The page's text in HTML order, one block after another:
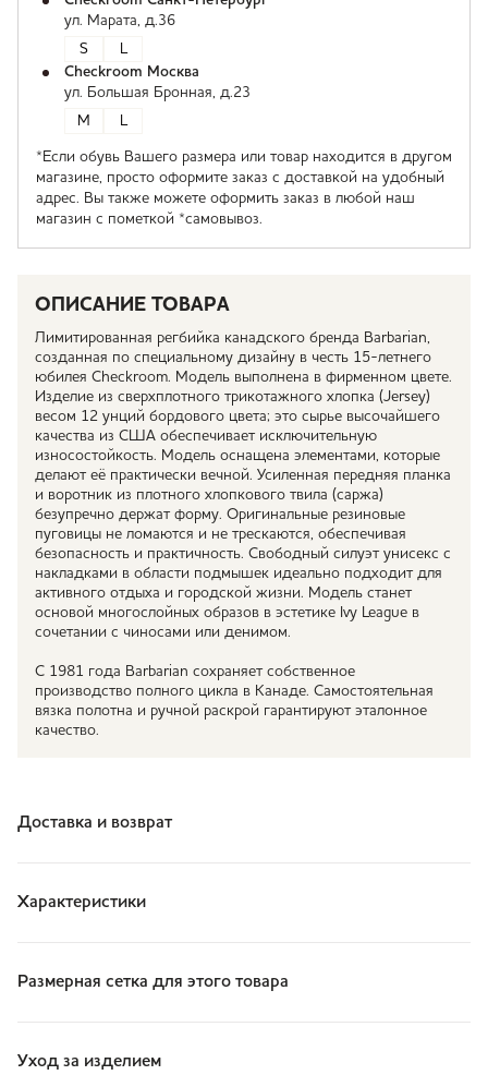
ул. Марата, д.36
S
Checkroom Москва
ул. Большая Бронная, д.23
M
*Если обувь Вашего размера или товар находится в другом
магазине, просто оформите заказ с доставкой на удобный
адрес. Вы также можете оформить заказ в любой наш
магазин с пометкой *самовывоз.
ОПИСАНИЕ ТОВАРА
Лимитированная регбийка канадского бренда Barbarian,
созданная по специальному дизайну в честь 15-летнего
юбилея Checkroom. Модель выполнена в фирменном цвете.
Изделие из сверхплотного трикотажного хлопка (Jersey)
весом 12 унций бордового цвета; это сырье высочайшего
качества из США обеспечивает исключительную
износостойкость. Модель оснащена элементами, которые
делают её практически вечной. Усиленная передняя планка
и воротник из плотного хлопкового твила (саржа)
безупречно держат форму. Оригинальные резиновые
пуговицы не ломаются и не трескаются, обеспечивая
безопасность и практичность. Свободный силуэт унисекс с
накладками в области подмышек идеально подходит для
активного отдыха и городской жизни. Модель станет
основой многослойных образов в эстетике Ivy League в
сочетании с чиносами или денимом.
С 1981 года Barbarian сохраняет собственное
производство полного цикла в Канаде. Самостоятельная
вязка полотна и ручной раскрой гарантируют эталонное
качество.
Доставка и возврат
Характеристики
Размерная сетка для этого товара
Уход за изделием